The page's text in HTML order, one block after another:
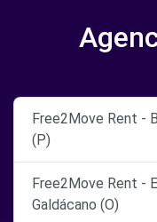
Free2Move Rent -
(P)
Free2Move Rent -
Galdácano (O)